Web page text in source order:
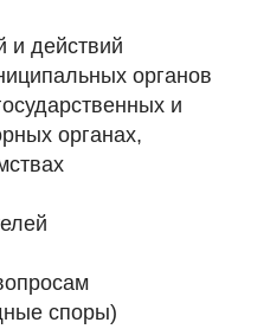
и действий
органов
и
органах,
споры)